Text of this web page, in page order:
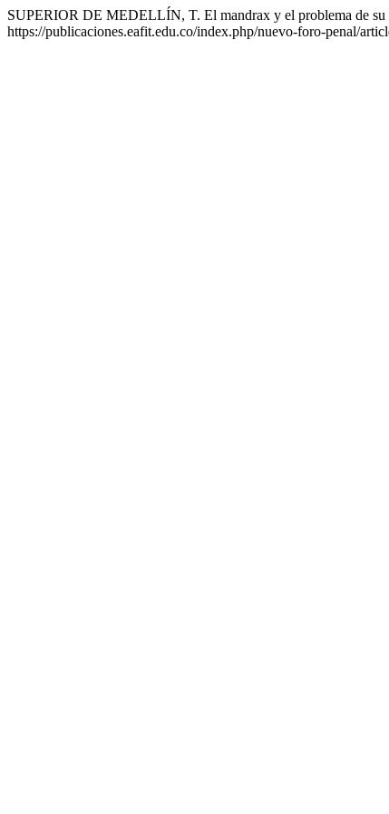
SUPERIOR DE MEDELLÍN, T. El mandrax y el problema de su
https://publicaciones.eafit.edu.co/index.php/nuevo-foro-penal/